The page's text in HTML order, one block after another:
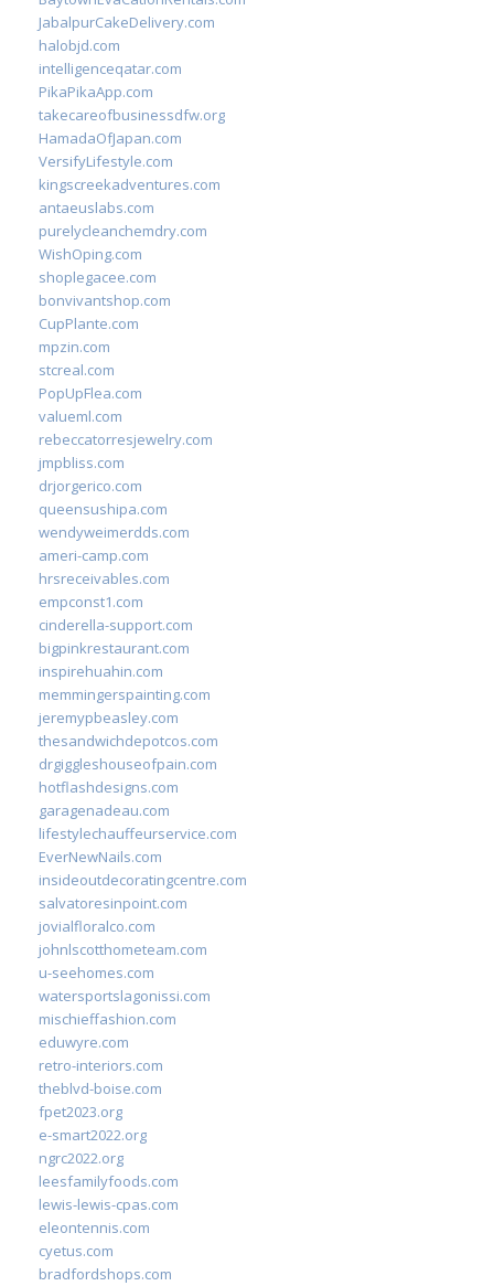
JabalpurCakeDelivery.com
halobjd.com
intelligenceqatar.com
PikaPikaApp.com
takecareofbusinessdfw.org
HamadaOfJapan.com
VersifyLifestyle.com
kingscreekadventures.com
antaeuslabs.com
purelycleanchemdry.com
WishOping.com
shoplegacee.com
bonvivantshop.com
CupPlante.com
mpzin.com
stcreal.com
PopUpFlea.com
valueml.com
rebeccatorresjewelry.com
jmpbliss.com
drjorgerico.com
queensushipa.com
wendyweimerdds.com
ameri-camp.com
hrsreceivables.com
empconst1.com
cinderella-support.com
bigpinkrestaurant.com
inspirehuahin.com
memmingerspainting.com
jeremypbeasley.com
thesandwichdepotcos.com
drgiggleshouseofpain.com
hotflashdesigns.com
garagenadeau.com
lifestylechauffeurservice.com
EverNewNails.com
insideoutdecoratingcentre.com
salvatoresinpoint.com
jovialfloralco.com
johnlscotthometeam.com
u-seehomes.com
watersportslagonissi.com
mischieffashion.com
eduwyre.com
retro-interiors.com
theblvd-boise.com
fpet2023.org
e-smart2022.org
ngrc2022.org
leesfamilyfoods.com
lewis-lewis-cpas.com
eleontennis.com
cyetus.com
bradfordshops.com